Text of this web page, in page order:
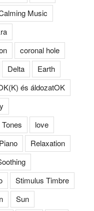
Music
coronal hole
Delta
Earth
és áldozatOK
love
Piano
Relaxation
Stimulus Timbre
Sun